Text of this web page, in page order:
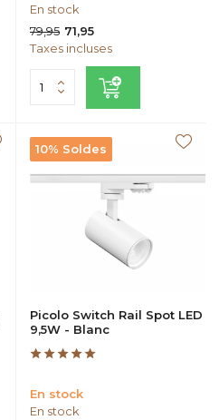
En stock
79,95 71,95
Taxes incluses
10% Soldes
Picolo Switch Rail Spot LED
9,5W - Blanc
En stock
En stock